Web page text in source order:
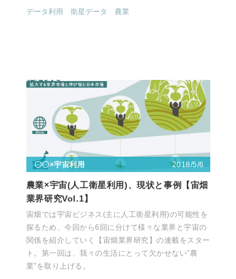
データ利用 衛星データ 農業
〇〇×宇宙利用 2018/5/6
農業×宇宙(人工衛星利用)、現状と事例【宙畑
業界研究Vol.1】
宙畑では宇宙ビジネス(主に人工衛星利用)の可能性を
探るため、今回から6回に分けて様々な業界と宇宙の
関係を紹介していく【宙畑業界研究】の連載をスター
ト。第一回は、我々の生活にとって欠かせない”農
業”を取り上げる。